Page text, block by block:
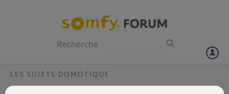
Volet
LES SUJETS DOMOTIQUE